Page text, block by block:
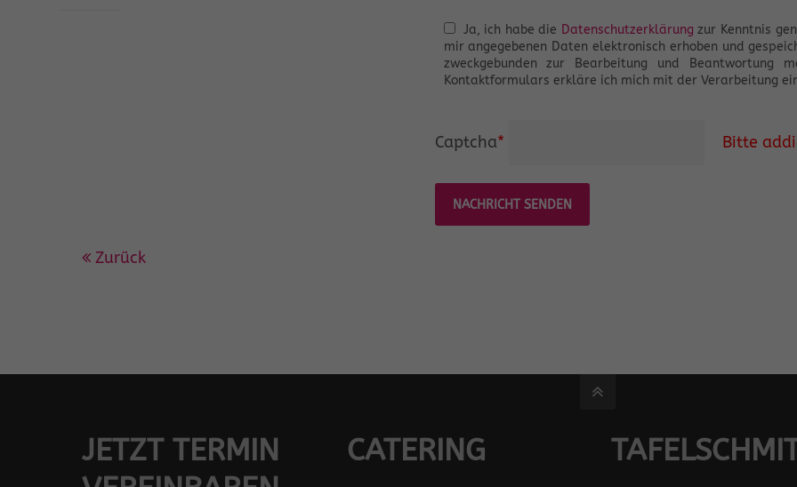
Ja, ich habe die Datenschutzerklärung zur Kenntnis
mir angegebenen Daten elektronisch erhoben und
zweckgebunden zur Bearbeitung und Beantwortung
Kontaktformulars erkläre ich mich mit der Verarbeitung
Captcha* Bitte
NACHRICHT SENDEN
Zurück
JETZT TERMIN
CATERING